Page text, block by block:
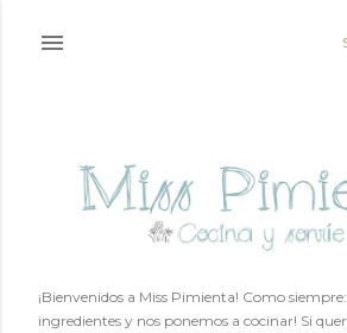
¡Bienvenidos a Miss Pimienta! Como siempre:
ingredientes y nos ponemos a cocinar! Si